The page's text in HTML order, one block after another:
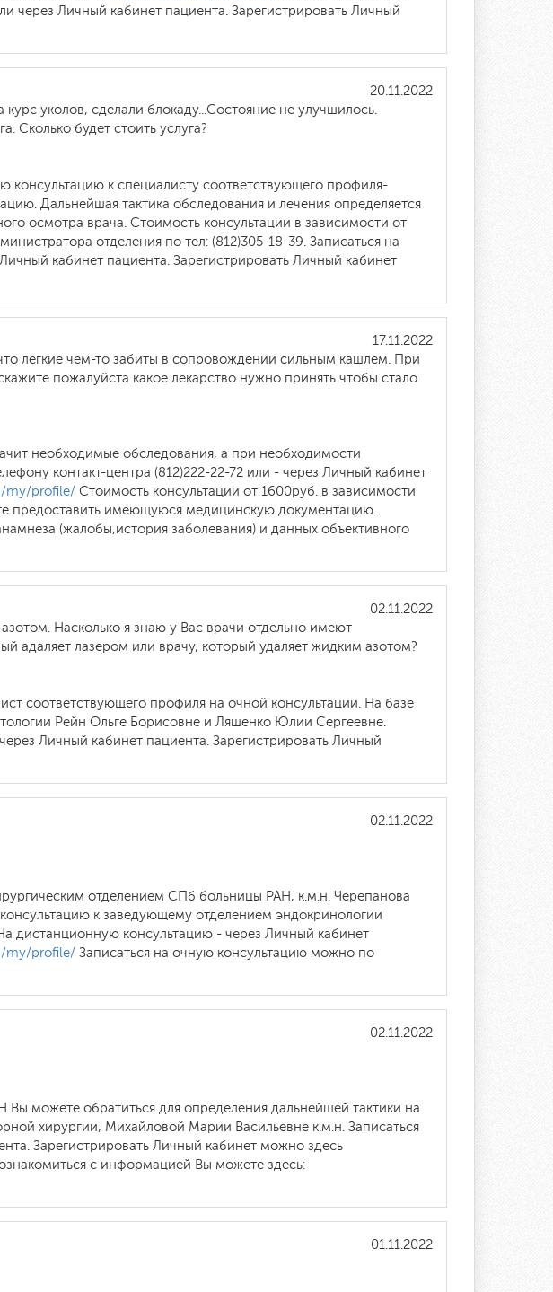
через Личный кабинет пациента. Зарегистрировать Личный
20.11.2022
уколов, сделали блокаду...Состояние не улучшилось.
Сколько будет стоить услуга?
к специалисту соответствующего профиля-
Дальнейшая тактика обследования и лечения определяется
осмотра врача. Стоимость консультации в зависимости от
отделения по тел: (812)305-18-39. Записаться на
кабинет пациента. Зарегистрировать Личный кабинет
17.11.2022
легкие чем-то забиты в сопровождении сильным кашлем. При
пожалуйста какое лекарство нужно принять чтобы стало
необходимые обследования, а при необходимости
контакт-центра (812)222-22-72 или - через Личный кабинет
my/profile/ Стоимость консультации от 1600руб. в зависимости
предоставить имеющуюся медицинскую документацию.
(жалобы,история заболевания) и данных объективного
02.11.2022
Насколько я знаю у Вас врачи отдельно имеют
адаляет лазером или врачу, который удаляет жидким азотом?
соответствующего профиля на очной консультации. На базе
Рейн Ольге Борисовне и Ляшенко Юлии Сергеевне.
Личный кабинет пациента. Зарегистрировать Личный
02.11.2022
отделением СПб больницы РАН, к.м.н. Черепанова
к заведующему отделением эндокринологии
консультацию - через Личный кабинет
my/profile/ Записаться на очную консультацию можно по
02.11.2022
можете обратиться для определения дальнейшей тактики на
хирургии, Михайловой Марии Васильевне к.м.н. Записаться
Зарегистрировать Личный кабинет можно здесь
с информацией Вы можете здесь:
01.11.2022